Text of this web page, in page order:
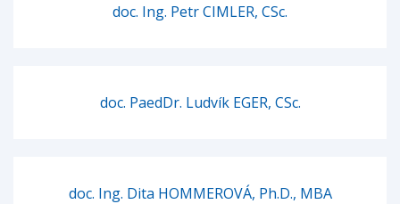
doc. Ing. Petr CIMLER, CSc.
doc. PaedDr. Ludvík EGER, CSc.
doc. Ing. Dita HOMMEROVÁ, Ph.D., MBA